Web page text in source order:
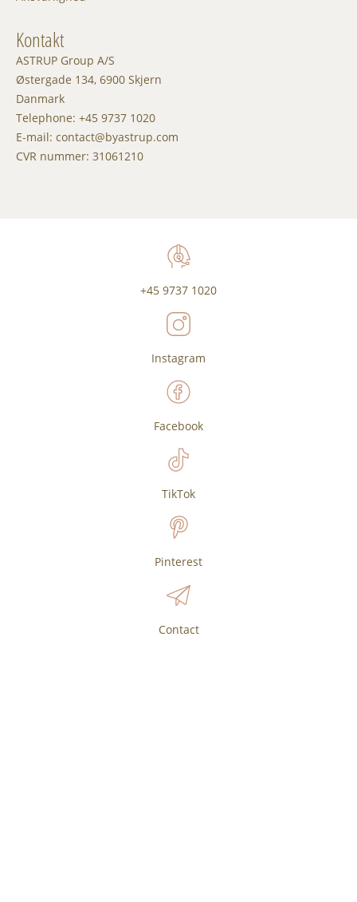
Kontakt
ASTRUP Group A/S
Østergade 134, 6900 Skjern
Danmark
Telephone: +45 9737 1020
E-mail: contact@byastrup.com
CVR nummer: 31061210
+45 9737 1020
Instagram
Facebook
TikTok
Pinterest
Contact